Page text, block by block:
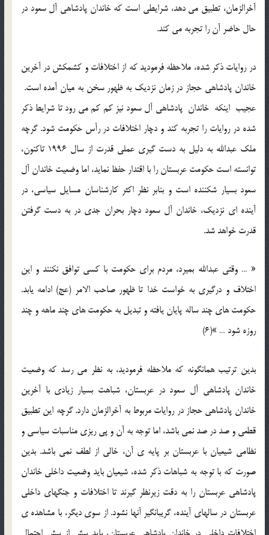
آخرالزمان، تطبیق می دهد، شرایطی است که خاندان پادشاهی آل سعود در
حال حاضر آن را تجربه می کند.
در روایات ذکر شده، ملاحظه فرمودید که از اختلافات و کشمکش در آخرین
خاندان پادشاهی حجاز در زمان نزدیک به ظهور سخن به ميان آمده است.
عجیب اینکه خاندان پادشاهی آل سعود نیز کم کم می رود تا شرایط ذکر
شده در روایات را تجربه کند و دچار اختلافات در رأس حکومت شود. گرچه
ملک عبدالله به دلیل به دست گیری عملی قدرت از سال 1996 تاکنون،
توانسته است حکومت عربستان را با اقتدار حفظ نماید، اما وضعیت خاندان آل
سعود بسیار شکننده است و بنابر نظر اکثر کارشناسان مسايل سیاسي، در
آینده ای نزدیک، خاندان آل سعود دچار بحران جدی در به دست گرفتن
قدرت خواهد شد.
« … وقتی عبدالله بمیرد، مردم برای حکومت با کسی توافق نکنند و این
اختلاف و درگیری به خواست خدا تا ظهور صاحب الامر (عج) ادامه یابد.
حکومت های چند ساله پایان یافته و تبدیل به حکومت های چند ماهه و چند
روزه شود … »(6)
بدین ترتیب همانگونه که ملاحظه فرمودید، به نظر می رسد که وضعیت
خاندان پادشاهی آل سعود در عربستان، شباهت بسیار زیادی با آخرین
خاندان پادشاهی حجاز در روایات مربوط به آخرالزمان دارد. گرچه این تطبیق
قطعی و صد در صد نمی باشد، اما توجه به آن و پی ریزی مناسبات سیاسی و
نظامی شیعیان با عربستان بر پایه ي آن، خالی از لطف نمی باشد. بدین
صورت که با توجه به شباهات ذکر شده، شیعیان باید وضعیت داخلی خاندان
پادشاهی عربستان را به دقت زیرنظر گیرند تا اختلافات و جنگهای داخلی
عربستان در سالهای آینده، گریبانگیر آنها نشود. از سوی دیگر، با مشاهده ي